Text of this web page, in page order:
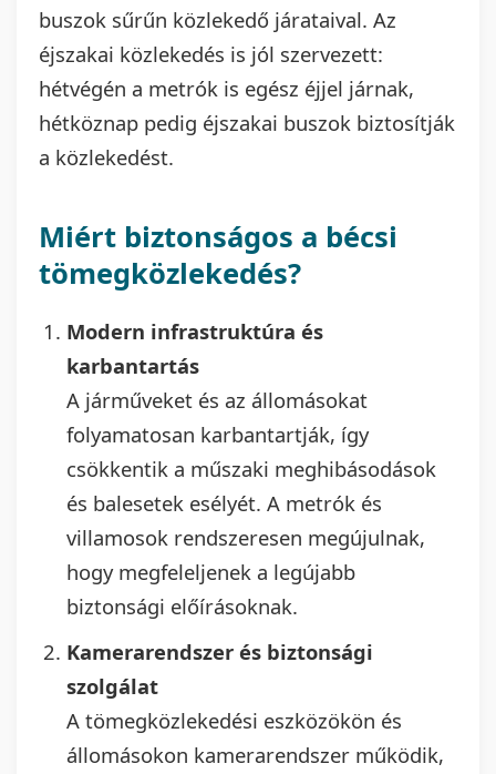
buszok sűrűn közlekedő járataival. Az
éjszakai közlekedés is jól szervezett:
hétvégén a metrók is egész éjjel járnak,
hétköznap pedig éjszakai buszok biztosítják
a közlekedést.
Miért biztonságos a bécsi
tömegközlekedés?
Modern infrastruktúra és
karbantartás
A járműveket és az állomásokat
folyamatosan karbantartják, így
csökkentik a műszaki meghibásodások
és balesetek esélyét. A metrók és
villamosok rendszeresen megújulnak,
hogy megfeleljenek a legújabb
biztonsági előírásoknak.
Kamerarendszer és biztonsági
szolgálat
A tömegközlekedési eszközökön és
állomásokon kamerarendszer működik,